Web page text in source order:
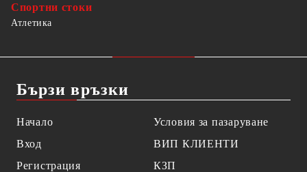
Спортни стоки
Атлетика
Бързи връзки
Начало
Вход
Регистрация
Условия за пазаруване
ВИП КЛИЕНТИ
КЗП